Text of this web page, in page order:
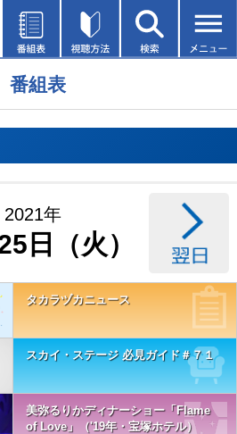
番組表
2021年
日（火）
タカラヅカニュース
スカイ・ステージ 必見ガイド＃７１
美弥るりかディナーショー「Flame
of Love」（'19年・宝塚ホテル）